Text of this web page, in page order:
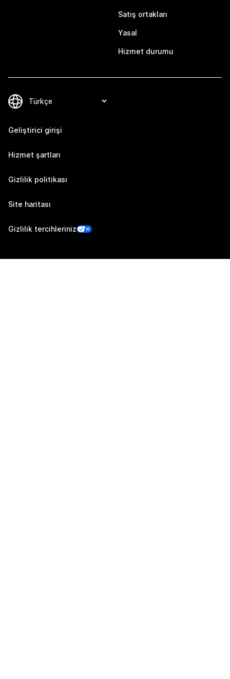
Satış ortakları
Yasal
Hizmet durumu
Geliştirici girişi
Hizmet şartları
Gizlilik politikası
Site haritası
Gizlilik tercihleriniz